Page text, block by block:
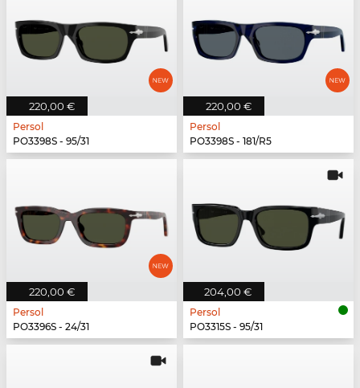
220,00 €
Persol
PO3398S - 95/31
220,00 €
Persol
PO3398S - 181/R5
220,00 €
Persol
PO3396S - 24/31
204,00 €
Persol
PO3315S - 95/31